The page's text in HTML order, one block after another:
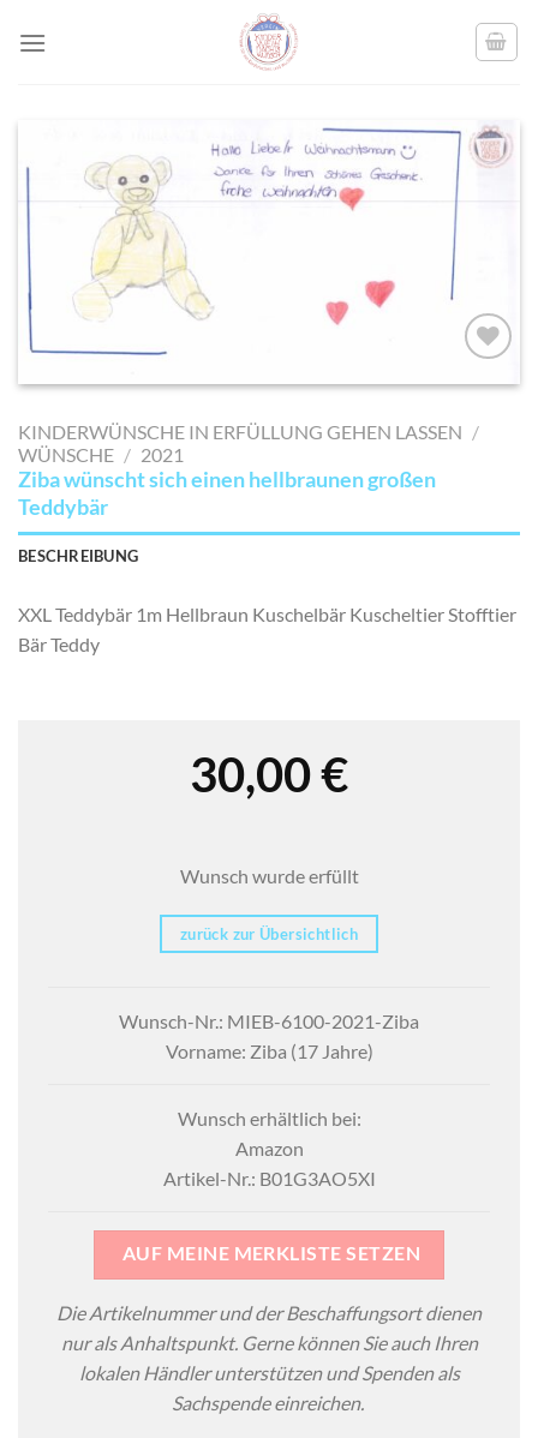
AUF MEINE
SETZEN
KINDERWÜNSCHE IN ERFÜLLUNG GEHEN LASSEN /
WÜNSCHE / 2021
Ziba wünscht sich einen hellbraunen großen
Teddybär
BESCHREIBUNG
XXL Teddybär 1m Hellbraun Kuschelbär Kuscheltier Stofftier
Bär Teddy
30,00€
Wunsch wurde erfüllt
zurück zur Übersichtlich
Wunsch-Nr.: MIEB-6100-2021-Ziba
Vorname: Ziba (17 Jahre)
Wunsch erhältlich bei:
Amazon
Artikel-Nr.: B01G3AO5XI
AUF MEINE MERKLISTE SETZEN
Die Artikelnummer und der Beschaffungsort dienen
nur als Anhaltspunkt. Gerne können Sie auch Ihren
lokalen Händler unterstützen und Spenden als
Sachspende einreichen.